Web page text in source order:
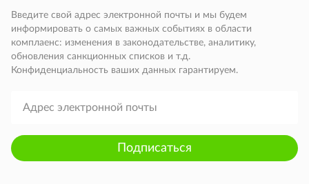
Введите свой адрес электронной почты и мы будем
информировать о самых важных событиях в области
комплаенс: изменения в законодательстве, аналитику,
обновления санкционных списков и т.д.
Конфиденциальность ваших данных гарантируем.
Подписаться